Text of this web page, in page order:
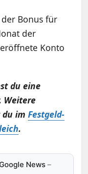
Bonus für
der
Konto
du eine
Weitere
du imFestgeld-
.
News –